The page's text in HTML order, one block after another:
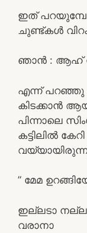
ഇത്
ചുണ്ട്കൾ
ഞാൻ : ആഹ്
എന്ന് പറഞ്ഞു
കിടക്കാൻ
പിന്നാലെ
കട്ടിലിൽ
” മേമ
ഇല്ലടാ
വരാനാ